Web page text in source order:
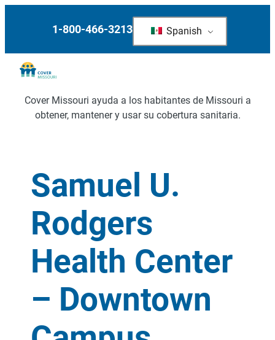
1-800-466-3213 Spanish
Cover Missouri ayuda a los habitantes de Missouri a
obtener, mantener y usar su cobertura sanitaria.
Samuel U.
Rodgers
Health Center
– Downtown